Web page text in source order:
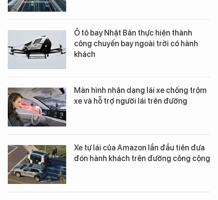
Ô tô bay Nhật Bản thực hiện thành
công chuyến bay ngoài trời có hành
khách
Màn hình nhận dạng lái xe chống trộm
xe và hỗ trợ người lái trên đường
Xe tự lái của Amazon lần đầu tiên đưa
đón hành khách trên đường công cộng